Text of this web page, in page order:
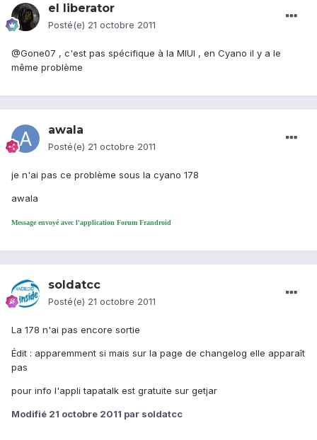
el liberator
Posté(e) 21 octobre 2011
@Gone07 , c'est pas spécifique à la MIUI , en Cyano il y a le
même problème
awala
Posté(e) 21 octobre 2011
je n'ai pas ce problème sous la cyano 178
awala
Message envoyé avec l'application Forum Frandroid
soldatcc
Posté(e) 21 octobre 2011
La 178 n'ai pas encore sortie
Édit : apparemment si mais sur la page de changelog elle apparaît
pas
pour info l'appli tapatalk est gratuite sur getjar
Modifié 21 octobre 2011 par soldatcc